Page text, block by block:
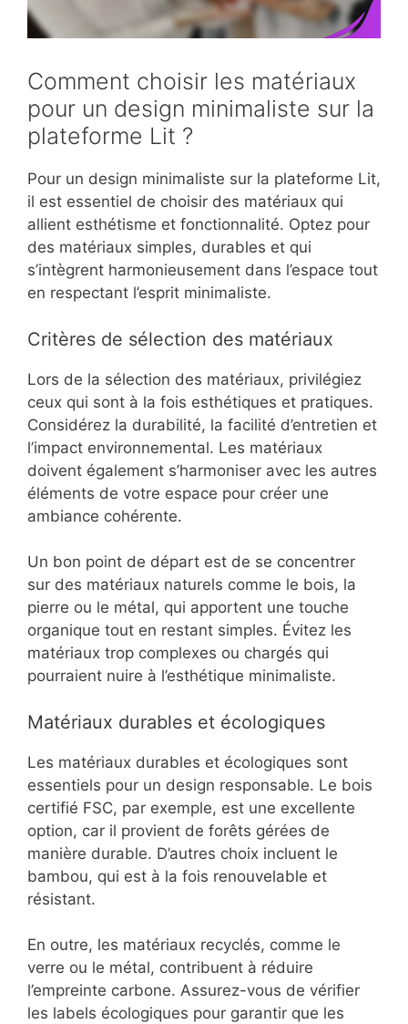
Comment choisir les matériaux
pour un design minimaliste sur la
plateforme Lit ?
Pour un design minimaliste sur la plateforme Lit,
il est essentiel de choisir des matériaux qui
allient esthétisme et fonctionnalité. Optez pour
des matériaux simples, durables et qui
s’intègrent harmonieusement dans l’espace tout
en respectant l’esprit minimaliste.
Critères de sélection des matériaux
Lors de la sélection des matériaux, privilégiez
ceux qui sont à la fois esthétiques et pratiques.
Considérez la durabilité, la facilité d’entretien et
l’impact environnemental. Les matériaux
doivent également s’harmoniser avec les autres
éléments de votre espace pour créer une
ambiance cohérente.
Un bon point de départ est de se concentrer
sur des matériaux naturels comme le bois, la
pierre ou le métal, qui apportent une touche
organique tout en restant simples. Évitez les
matériaux trop complexes ou chargés qui
pourraient nuire à l’esthétique minimaliste.
Matériaux durables et écologiques
Les matériaux durables et écologiques sont
essentiels pour un design responsable. Le bois
certifié FSC, par exemple, est une excellente
option, car il provient de forêts gérées de
manière durable. D’autres choix incluent le
bambou, qui est à la fois renouvelable et
résistant.
En outre, les matériaux recyclés, comme le
verre ou le métal, contribuent à réduire
l’empreinte carbone. Assurez-vous de vérifier
les labels écologiques pour garantir que les